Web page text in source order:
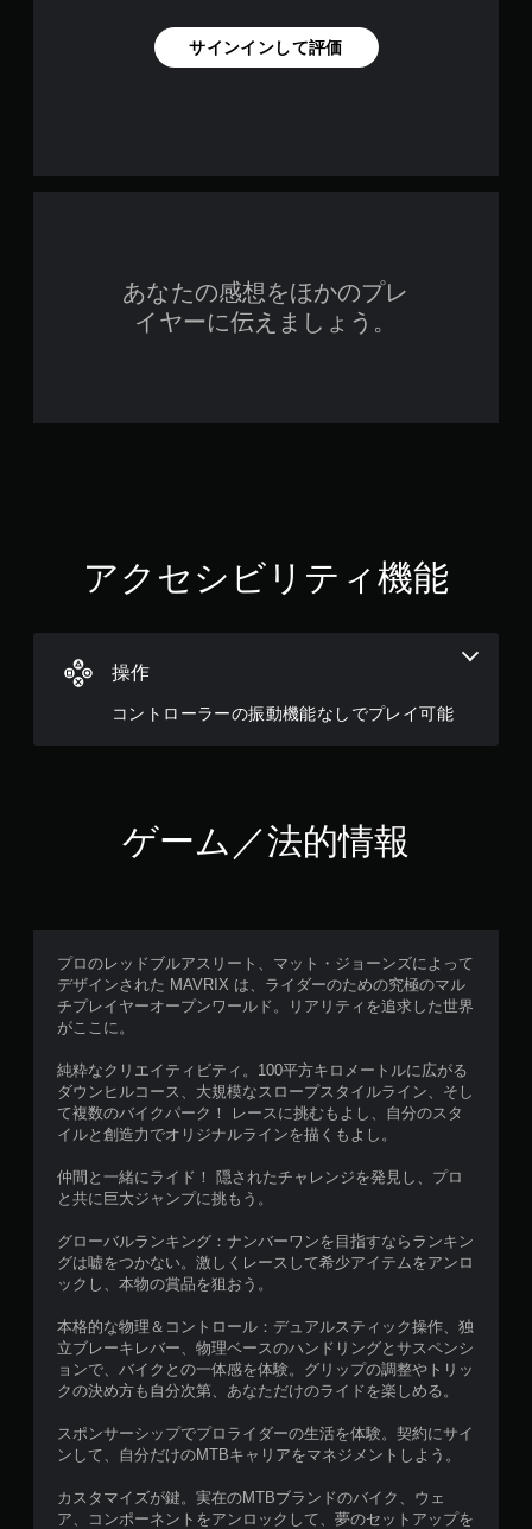
サインインして評価
あなたの感想をほかのプレ
イヤーに伝えましょう。
アクセシビリティ機能
操作
コントローラーの振動機能なしでプレイ可能
ゲーム／法的情報
プロのレッドブルアスリート、マット・ジョーンズによって
デザインされた MAVRIX は、ライダーのための究極のマル
チプレイヤーオープンワールド。リアリティを追求した世界
がここに。
純粋なクリエイティビティ。100平方キロメートルに広がる
ダウンヒルコース、大規模なスロープスタイルライン、そし
て複数のバイクパーク！ レースに挑むもよし、自分のスタ
イルと創造力でオリジナルラインを描くもよし。
仲間と一緒にライド！ 隠されたチャレンジを発見し、プロ
と共に巨大ジャンプに挑もう。
グローバルランキング：ナンバーワンを目指すならランキン
グは嘘をつかない。激しくレースして希少アイテムをアンロ
ックし、本物の賞品を狙おう。
本格的な物理＆コントロール：デュアルスティック操作、独
立ブレーキレバー、物理ベースのハンドリングとサスペンシ
ョンで、バイクとの一体感を体験。グリップの調整やトリッ
クの決め方も自分次第、あなただけのライドを楽しめる。
スポンサーシップでプロライダーの生活を体験。契約にサイ
ンして、自分だけのMTBキャリアをマネジメントしよう。
カスタマイズが鍵。実在のMTBブランドのバイク、ウェ
ア、コンポーネントをアンロックして、夢のセットアップを